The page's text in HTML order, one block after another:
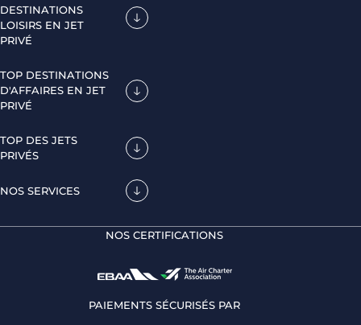
DESTINATIONS
LOISIRS EN JET
PRIVÉ
TOP DESTINATIONS
D'AFFAIRES EN JET
PRIVÉ
TOP DES JETS
PRIVÉS
NOS SERVICES
NOS CERTIFICATIONS
PAIEMENTS SÉCURISÉS PAR